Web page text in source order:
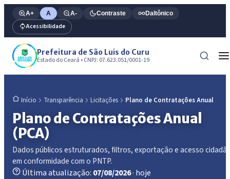
A+ A A- Contraste Daltônico
Acessibilidade
Prefeitura de São Luis do Curu
Estado do Ceará • CNPJ: 07.623.051/0001-19
Início Transparência Licitações Plano de Contratações Anual
Plano de Contratações Anual
(PCA)
Dados públicos estruturados, filtros, exportação e acesso
em conformidade com o PNTP.
Última atualização: 07/08/2026· hoje